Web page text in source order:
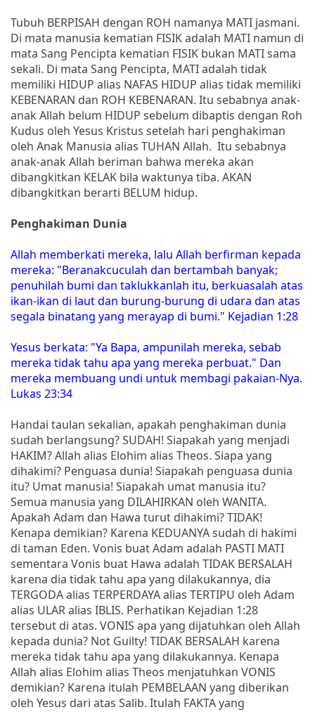
Tubuh BERPISAH dengan ROH namanya MATI jasmani.
Di mata manusia kematian FISIK adalah MATI namun di
mata Sang Pencipta kematian FISIK bukan MATI sama
sekali. Di mata Sang Pencipta, MATI adalah tidak
memiliki HIDUP alias NAFAS HIDUP alias tidak memiliki
KEBENARAN dan ROH KEBENARAN. Itu sebabnya anak-
anak Allah belum HIDUP sebelum dibaptis dengan Roh
Kudus oleh Yesus Kristus setelah hari penghakiman
oleh Anak Manusia alias TUHAN Allah. Itu sebabnya
anak-anak Allah beriman bahwa mereka akan
dibangkitkan KELAK bila waktunya tiba. AKAN
dibangkitkan berarti BELUM hidup.
Penghakiman Dunia
Allah memberkati mereka, lalu Allah berfirman kepada
mereka: "Beranakcuculah dan bertambah banyak;
penuhilah bumi dan taklukkanlah itu, berkuasalah atas
ikan-ikan di laut dan burung-burung di udara dan atas
segala binatang yang merayap di bumi." Kejadian 1:28
Yesus berkata: "Ya Bapa, ampunilah mereka, sebab
mereka tidak tahu apa yang mereka perbuat." Dan
mereka membuang undi untuk membagi pakaian-Nya.
Lukas 23:34
Handai taulan sekalian, apakah penghakiman dunia
sudah berlangsung? SUDAH! Siapakah yang menjadi
HAKIM? Allah alias Elohim alias Theos. Siapa yang
dihakimi? Penguasa dunia! Siapakah penguasa dunia
itu? Umat manusia! Siapakah umat manusia itu?
Semua manusia yang DILAHIRKAN oleh WANITA.
Apakah Adam dan Hawa turut dihakimi? TIDAK!
Kenapa demikian? Karena KEDUANYA sudah di hakimi
di taman Eden. Vonis buat Adam adalah PASTI MATI
sementara Vonis buat Hawa adalah TIDAK BERSALAH
karena dia tidak tahu apa yang dilakukannya, dia
TERGODA alias TERPERDAYA alias TERTIPU oleh Adam
alias ULAR alias IBLIS. Perhatikan Kejadian 1:28
tersebut di atas. VONIS apa yang dijatuhkan oleh Allah
kepada dunia? Not Guilty! TIDAK BERSALAH karena
mereka tidak tahu apa yang dilakukannya. Kenapa
Allah alias Elohim alias Theos menjatuhkan VONIS
demikian? Karena itulah PEMBELAAN yang diberikan
oleh Yesus dari atas Salib. Itulah FAKTA yang